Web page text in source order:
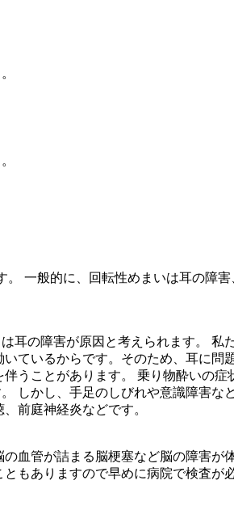
一般的に、回転性めまいは耳の障
耳の障害が原因と考えられます。 私
ているからです。そのため、耳に問
うことがあります。 乗り物酔いの
しかし、手足のしびれや意識障害な
前庭神経炎などです。
血管が詰まる脳梗塞など脳の障害が
もありますので早めに病院で検査が